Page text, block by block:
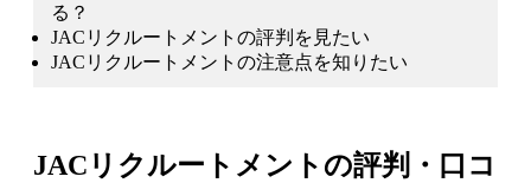
る？
JACリクルートメントの評判を見たい
JACリクルートメントの注意点を知りたい
JACリクルートメントの評判・口コ